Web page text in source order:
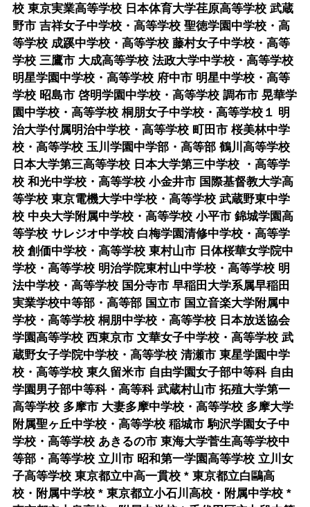
校 東京実業高等学校 日本体育大学荏原高等学校 武蔵
野市 吉祥女子中学校・高等学校 聖徳学園中学校・高
等学校 成蹊中学校・高等学校 藤村女子中学校・高等
学校 三鷹市 大成高等学校 法政大学中学校・高等学校
明星学園中学校・高等学校 府中市 明星中学校・高等
学校 昭島市 啓明学園中学校・高等学校 調布市 晃華学
園中学校・高等学校 桐朋女子中学校・高等学校１ 明
治大学付属明治中学校・高等学校 町田市 桜美林中学
校・高等学校 玉川学園中学部・高等部 鶴川高等学校
日本大学第三高等学校 日本大学第三中学校 ・高等学
校 和光中学校・高等学校 小金井市 国際基督教大学高
等学校 東京電機大学中学校・高等学校 武蔵野東中学
校 中央大学附属中学校・高等学校 小平市 錦城学園高
等学校 サレジオ中学校 白梅学園清修中学校・高等学
校 創価中学校・高等学校 東村山市 日体桜華女学院中
学校・高等学校 明治学院東村山中学校・高等学校 明
法中学校・高等学校 国分寺市 早稲田大学系属早稲田
実業学校中等部・高等部 国立市 国立音楽大学附属中
学校・高等学校 桐朋中学校・高等学校 日本放送協会
学園高等学校 西東京市 文華女子中学校・高等学校 武
蔵野女子学院中学校・高等学校 清瀬市 東星学園中学
校・高等学校 東久留米市 自由学園女子部中等科 自由
学園男子部中等科・高等科 武蔵村山市 拓殖大学第一
高等学校 多摩市 大妻多摩中学校・高等学校 多摩大学
附属聖ヶ丘中学校・高等学校 稲城市 駒沢学園女子中
学校・高等学校 あきるの市 東海大学菅生高等学校中
等部・高等学校 立川市 昭和第一学園高等学校 立川女
子高等学校 東京都立中高一貫校 * 東京都立白鷗高
校・附属中学校 * 東京都立小石川高校・附属中学校 *